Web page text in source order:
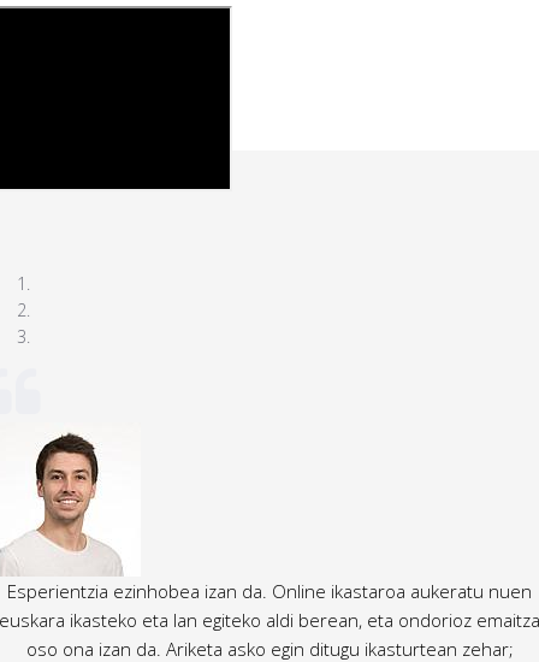
Esperientzia ezinhobea izan da. Online ikastaroa aukeratu nuen
euskara ikasteko eta lan egiteko aldi berean, eta ondorioz emaitza
oso ona izan da. Ariketa asko egin ditugu ikasturtean zehar;